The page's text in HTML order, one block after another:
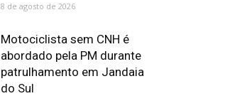
8 de agosto de 2026
Motociclista sem CNH é
abordado pela PM durante
patrulhamento em Jandaia
do Sul